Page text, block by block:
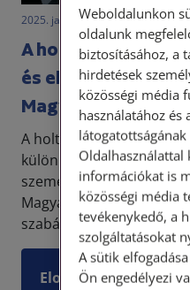
2025. január 15. • dr. Szalai
A holtnak
és eljárásának
Magyarországon
A holtnak nyilvánítás a
különleges jogi eljárás,
személy jogi
Magyarországon a
szabályok...
Elolvasom
Weboldalunkon
oldalunk
biztosításához, a
hirdetések
közösségi média
használatához és
látogatottságának
Oldalhasználattal
információkat is
közösségi média
tevékenykedő, a
szolgáltatásokat
A sütik
Ön engedélyezi